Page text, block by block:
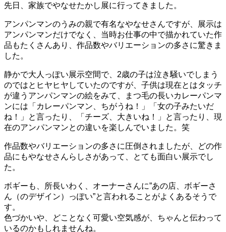
先日、家族でやなせたかし展に行ってきました。
アンパンマンのうみの親で有名なやなせさんですが、展示は
アンパンマンだけでなく、当時お仕事の中で描かれていた作
品もたくさんあり、作品数やバリエーションの多さに驚きま
した。
静かで大人っぽい展示空間で、2歳の子は泣き騒いでしまう
のではとヒヤヒヤしていたのですが、子供は現在とはタッチ
が違うアンパンマンの絵をみて、まつ毛の長いカレーパンマ
ンには「カレーパンマン、ちがうね！」「女の子みたいだ
ね！」と言ったり、「チーズ、大きいね！」と言ったり、現
在のアンパンマンとの違いを楽しんでいました。笑
作品数やバリエーションの多さに圧倒されましたが、どの作
品にもやなせさんらしさがあって、とても面白い展示でし
た。
ボギーも、所長いわく、オーナーさんに”あの店、ボギーさ
ん（のデザイン）っぽい”と言われることがよくあるそうで
す。
色づかいや、どことなく可愛い空気感が、ちゃんと伝わって
いるのかもしれませんね。